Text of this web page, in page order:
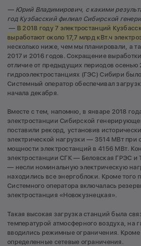
— Юрий Владимирович, с какими
год Кузбасский филиал Сибирской
— В 2018 году 7 электростанций
выработают около 17,7 млрд кВт.ч
несколько ниже, чем мы планировали, а
2017 и 2016 годов. Сокращение
отличие от предыдущих периодов осенью
гидроэлектростанциях (ГЭС) Сибири
Системный оператор обеспечивал
начала декабря.
Вместе с тем, напомню, в январе 2018
электростанции Сибирской
поставили рекорд, установив
электрической нагрузки — 3514 МВт при
мощности электростанций в 4156 МВт.
электростанции СГК — Беловская ГРЭС и
— несли номинальную электрическую
находились все энергоблоки. Кроме того
Системного оператора включалась
электростанция «Новокузнецкая».
Такая высокая загрузка станций была
температурой атмосферного воздуха, на
вводились режимные ограничения. Кроме
определенные сетевые ограничения.